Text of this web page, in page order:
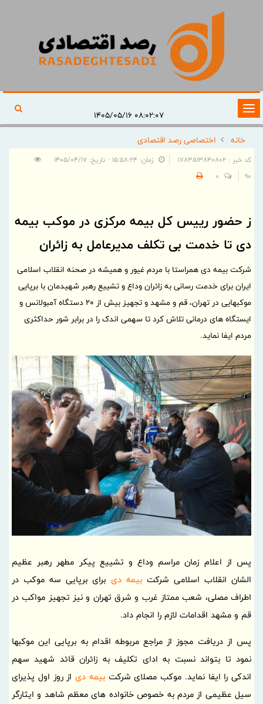
تغییر
وضعیت
ناوبری
خانه
اختصاصی رصد اقتصادی
کد خبر : 1783513840802
زمان: ۱۵:۵۸:۲۴ - تاریخ: ۱۴۰۵/۰۴/۱۷
90
0
ز حضور رییس کل بیمه مرکزی در موکب بیمه
دی تا خدمت بی تکلف مدیرعامل به زائران
شرکت بیمه دی همراستا با مردم غیور و همیشه در صحنه انقلاب اسلامی
ایران برای خدمت رسانی به زائران وداع و تشییع رهبر شهیدمان با برپایی
موکبهایی در تهران، قم و مشهد و تجهیز بیش از ۲۰ دستگاه آمبولانس و
ایستگاه های درمانی تلاش کرد تا سهمی اندک را در برابر شور حداکثری
مردم ایفا نماید.
پس از اعلام زمان مراسم وداع و تشییع پیکر مطهر رهبر عظیم
الشان انقلاب اسلامی شرکتبیمه دی برای برپایی سه موکب در
اطراف مصلی، شعب ممتاز غرب و شرق تهران و نیز تجهیز مواکب در
قم و مشهد اقدامات لازم را انجام داد.
پس از دریافت مجوز از مراجع مربوطه اقدام به برپایی این موکبها
نمود تا بتواند نسبت به ادای تکلیف به زائران قائد شهید سهم
اندکی را ایفا نماید. موکب مصلای شرکتبیمه دی از روز اول پذیرای
سیل عظیمی از مردم به خصوص خانواده های معظم شاهد و ایثارگر